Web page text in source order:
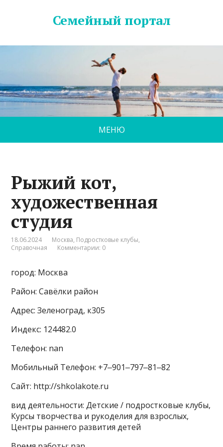
Семейный портал
МЕНЮ
Рыжий кот,
художественная
студия
18.06.2024 Москва, Подростковые клубы,
Справочная
Комментарии: 0
город: Москва
Район: Савёлки район
Адрес: Зеленоград, к305
Индекс: 124482.0
Телефон: nan
Мобильный Телефон: +7‒901‒797‒81‒82
Сайт: http://shkolakote.ru
вид деятельности: Детские / подростковые клубы,
Курсы творчества и рукоделия для взрослых,
Центры раннего развития детей